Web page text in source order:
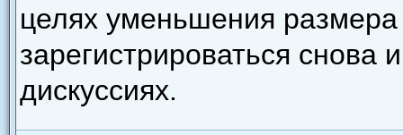
целях уменьшения
зарегистрироваться снова
дискуссиях.